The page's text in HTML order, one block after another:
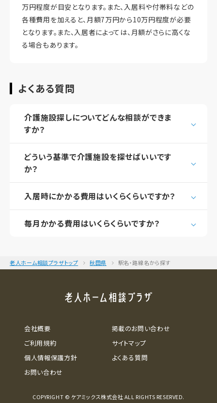
万円程度が目安となります。また、入居料や付帯料などの
各種費用を加えると、月額7万円から10万円程度が必要
となります。また、入居者によっては、月額がさらに高くな
る場合もあります。
よくある質問
介護施設探しについてどんな相談ができま
すか？
どういう基準で介護施設を探せばいいです
か？
入居時にかかる費用はいくらくらいですか？
毎月かかる費用はいくらくらいですか？
老人ホーム相談プラザトップ 秋田県 駅名・路線名から探す
会社概要
ご利用規約
個人情報保護方針
お問い合わせ
掲載のお問い合わせ
サイトマップ
よくある質問
COPYRIGHT © ケアミックス株式会社 ALL RIGHTS RESERVED.